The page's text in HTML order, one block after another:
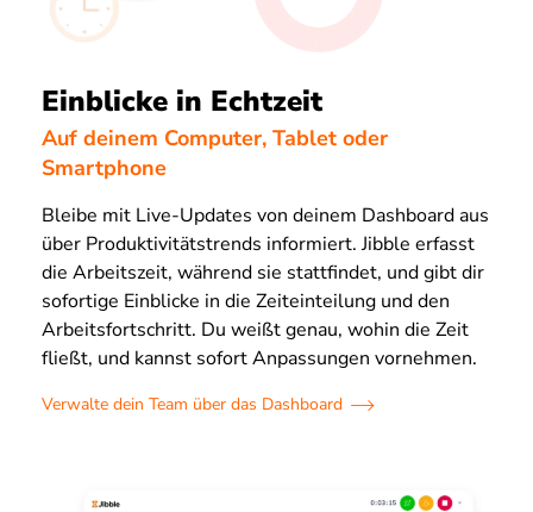
Einblicke in Echtzeit
Auf deinem Computer, Tablet oder
Smartphone
Bleibe mit Live-Updates von deinem Dashboard aus
über Produktivitätstrends informiert. Jibble erfasst
die Arbeitszeit, während sie stattfindet, und gibt dir
sofortige Einblicke in die Zeiteinteilung und den
Arbeitsfortschritt. Du weißt genau, wohin die Zeit
fließt, und kannst sofort Anpassungen vornehmen.
Verwalte dein Team über das Dashboard